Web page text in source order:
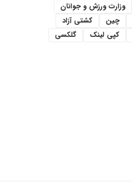
وزارت ورزش و جوانان
چین
کشتی آزاد
کپی لینک
گلکسی